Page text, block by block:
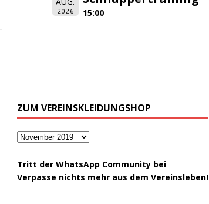
2026 15:00
ZUM VEREINSKLEIDUNGSHOP
Tritt der WhatsApp Community bei
Verpasse nichts mehr aus dem Vereinsleben!